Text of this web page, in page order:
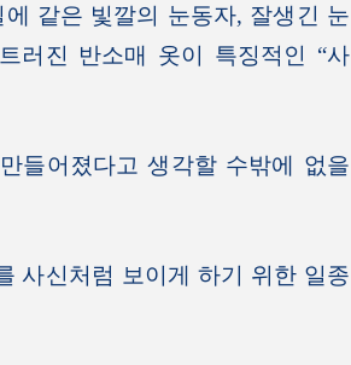
같은 빛깔의 눈동자, 잘생긴 눈
러진 반소매 옷이 특징적인 “사
들어졌다고 생각할 수밖에 없을
사신처럼 보이게 하기 위한 일종